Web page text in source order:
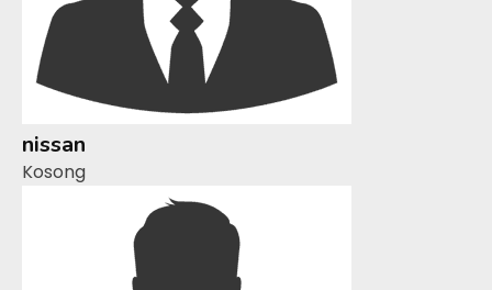
nissan
Kosong